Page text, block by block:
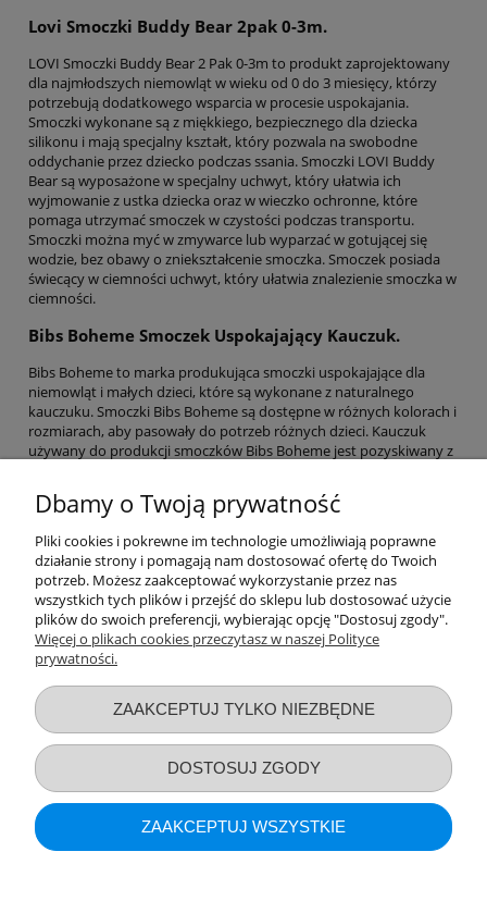
Lovi Smoczki Buddy Bear 2pak 0-3m.
LOVI Smoczki Buddy Bear 2 Pak 0-3m to produkt zaprojektowany
dla najmłodszych niemowląt w wieku od 0 do 3 miesięcy, którzy
potrzebują dodatkowego wsparcia w procesie uspokajania.
Smoczki wykonane są z miękkiego, bezpiecznego dla dziecka
silikonu i mają specjalny kształt, który pozwala na swobodne
oddychanie przez dziecko podczas ssania. Smoczki LOVI Buddy
Bear są wyposażone w specjalny uchwyt, który ułatwia ich
wyjmowanie z ustka dziecka oraz w wieczko ochronne, które
pomaga utrzymać smoczek w czystości podczas transportu.
Smoczki można myć w zmywarce lub wyparzać w gotującej się
wodzie, bez obawy o zniekształcenie smoczka. Smoczek posiada
świecący w ciemności uchwyt, który ułatwia znalezienie smoczka w
ciemności.
Bibs Boheme Smoczek Uspokajający Kauczuk.
Bibs Boheme to marka produkująca smoczki uspokajające dla
niemowląt i małych dzieci, które są wykonane z naturalnego
kauczuku. Smoczki Bibs Boheme są dostępne w różnych kolorach i
rozmiarach, aby pasowały do potrzeb różnych dzieci. Kauczuk
używany do produkcji smoczków Bibs Boheme jest pozyskiwany z
Kauczuk ten jest bezpieczny dla niemowląt i jest wolny od
szkodliwych substancji chemicznych, takich jak BPA i ftalany.
skandynawskim stylem. Mają klasyczny, prosty wygląd, który jest
modny i pasuje do większości stylów ubierania niemowląt.
Smoczki Bibs Boheme są również zaprojektowane z myślą o
funkcjonalności - mają ergonomiczny kształt, który dopasowuje się
do kształtu ust dziecka i zapewnia maksymalny komfort.
Informacje o sklepie
Dbamy o Twoją prywatność
Pliki cookies i pokrewne im technologie umożliwiają poprawne
działanie strony i pomagają nam dostosować ofertę do Twoich
potrzeb. Możesz zaakceptować wykorzystanie przez nas
wszystkich tych plików i przejść do sklepu lub dostosować użycie
plików do swoich preferencji, wybierając opcję "Dostosuj zgody".
Więcej o plikach cookies przeczytasz w naszej Polityce
prywatności.
ZAAKCEPTUJ TYLKO NIEZBĘDNE
DOSTOSUJ ZGODY
ZAAKCEPTUJ WSZYSTKIE